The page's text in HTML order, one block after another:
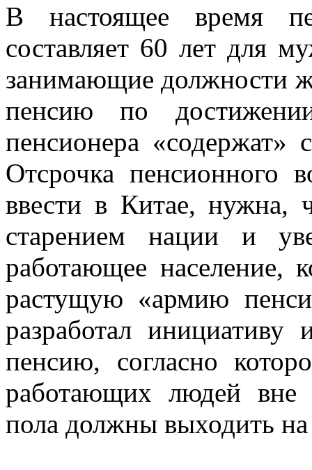
В настоящее время
составляет 60 лет для
занимающие должности
пенсию по
пенсионера «содержат»
Отсрочка пенсионного
ввести в Китае, нужна,
старением нации и
работающее население,
растущую «армию
разработал инициативу
пенсию, согласно
работающих людей вне
пола должны выходить